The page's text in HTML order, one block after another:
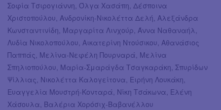
Σοφία Τσιρογιάννη, Όλγα Χασάπη, Δέσποινα
Χριστοπούλου, Ανδρονίκη-Νικολέττα Δελή, Αλεξάνδρα
Κωνσταντινίδη, Μαργαρίτα Λινχούρ, Άννα Ναθαναήλ,
Λυδία Νικολοπούλου, Αικατερίνη Ντούσικου, Αθανάσιος
Παππάς, Μελίνα-Νεφέλη Πουρναρά, Μελίνα
Σπηλιοπούλου, Μαρία-Σμαράγδα Τσαγκαράκη, Σπυρίδων
Ψίλλιας, Νικολέττα Καλογείτονα, Ειρήνη Λουκάκη,
Ευαγγελία Μουστρή-Κονταρά, Νίκη Τσάκωνα, Ελένη
Χάσουλα, Βαλέρια Χορόσιχ-Βαβανέλλου